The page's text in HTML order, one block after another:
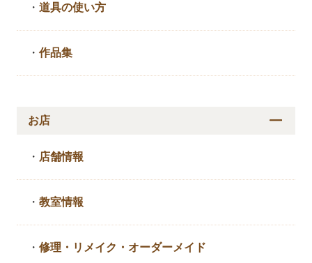
・道具の使い方
・作品集
お店
・ 店舗情報
・教室情報
・修理・リメイク・ オーダーメイド